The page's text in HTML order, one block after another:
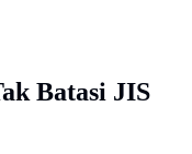
Batasi JIS